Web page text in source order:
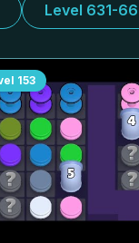
Level 631-
153